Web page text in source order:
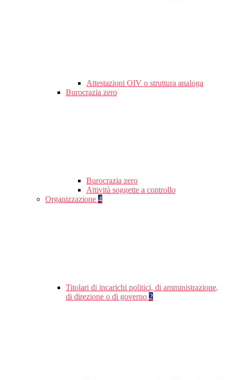
Attestazioni OIV o struttura analoga
Burocrazia zero
Burocrazia zero
Attività soggette a controllo
Organizzazione 4
Titolari di incarichi politici, di amministrazione,
di direzione o di governo 2